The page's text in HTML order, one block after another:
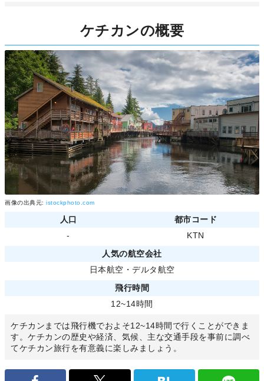
ケチカンの概要
画像の出典元: istockphoto.com
人口
都市コード
-
KTN
人気の航空会社
日本航空 ・ デルタ航空
飛行時間
12~14時間
ケチカンまでは飛行機でおよそ12~14時間で行くことができま
す。ケチカンの歴史や経済、気候、主な交通手段を事前に調べ
てケチカン旅行を有意義に楽しみましょう。